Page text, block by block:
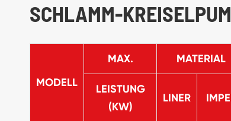
SCHLAMM-
MODELL
MAX. MATERIAL
LEISTUNG
(KW)
LINER